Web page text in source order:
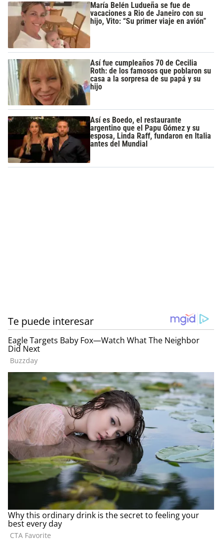
María Belén Ludueña se fue de
vacaciones a Rio de Janeiro con su
hijo, Vito: “Su primer viaje en avión”
Así fue cumpleaños 70 de Cecilia
Roth: de los famosos que poblaron su
casa a la sorpresa de su papá y su
hijo
Así es Boedo, el restaurante
argentino que el Papu Gómez y su
esposa, Linda Raff, fundaron en Italia
antes del Mundial